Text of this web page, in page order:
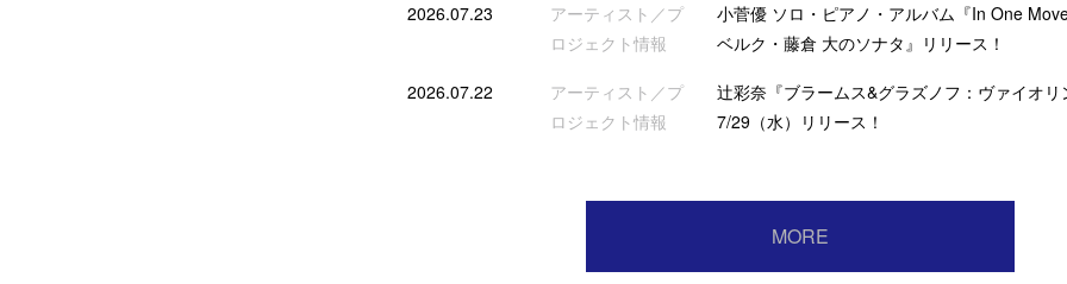
2026.07.23
アーティスト／プ
ロジェクト情報
小菅優 ソロ・ピアノ・アルバム『In One
ベルク・藤倉 大のソナタ』リリース！
2026.07.22
アーティスト／プ
ロジェクト情報
辻彩奈『ブラームス&グラズノフ：ヴァイオ
7/29（水）リリース！
MORE